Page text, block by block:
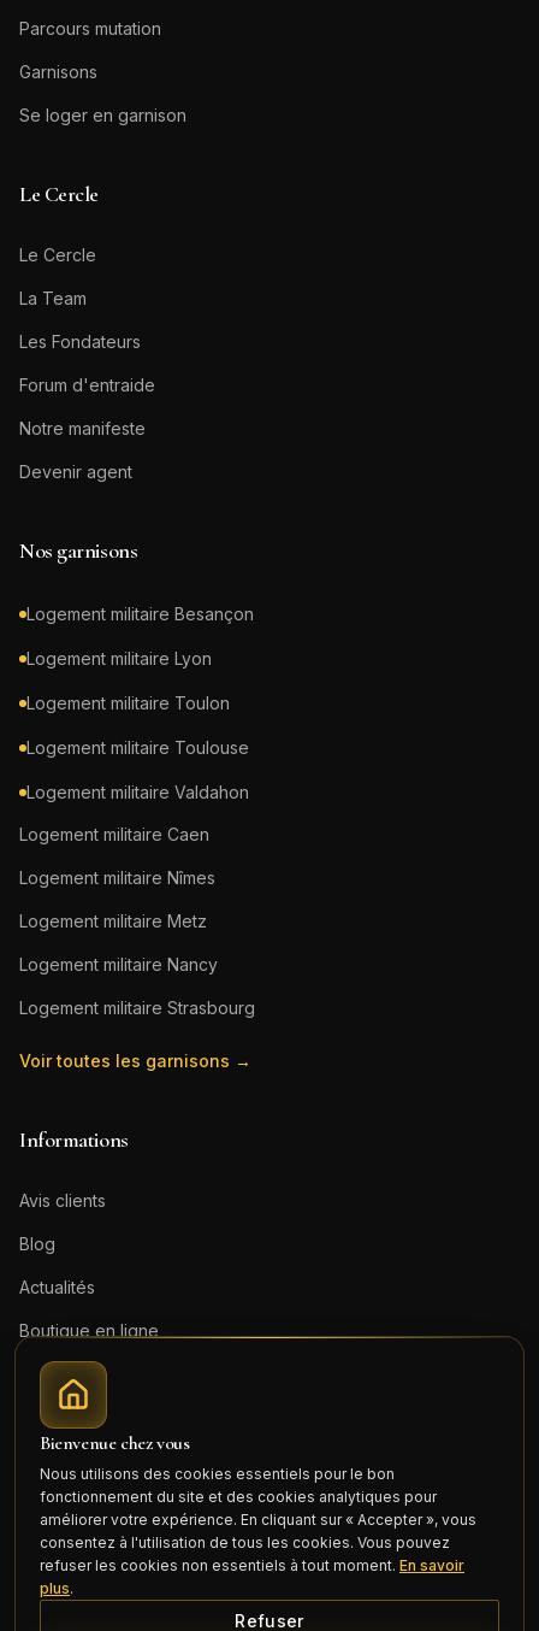
Parcours mutation
Garnisons
Se loger en garnison
Le Cercle
Le Cercle
La Team
Les Fondateurs
Forum d'entraide
Notre manifeste
Devenir agent
Nos garnisons
Logement militaire Besançon
Logement militaire Lyon
Logement militaire Toulon
Logement militaire Toulouse
Logement militaire Valdahon
Logement militaire Caen
Logement militaire Nîmes
Logement militaire Metz
Logement militaire Nancy
Logement militaire Strasbourg
Voir toutes les garnisons →
Informations
Avis clients
Blog
Actualités
Boutique en ligne
Contact
Mentions légales
Connexion
Bienvenue chez vous
Nous utilisons des cookies essentiels pour le bon
fonctionnement du site et des cookies analytiques pour
améliorer votre expérience. En cliquant sur « Accepter », vous
consentez à l'utilisation de tous les cookies. Vous pouvez
refuser les cookies non essentiels à tout moment. En savoir
plus.
Refuser